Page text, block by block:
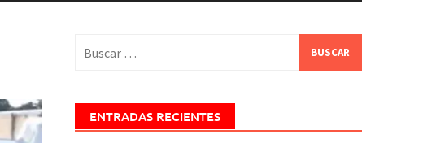
ENTRADAS RECIENTES